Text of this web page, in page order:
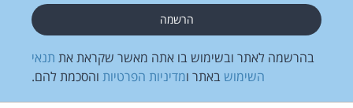
בהרשמה לאתר ובשימוש בו אתה מאשר שקראת את תנאי
השימוש באתר ומדיניות הפרטיות והסכמת להם.